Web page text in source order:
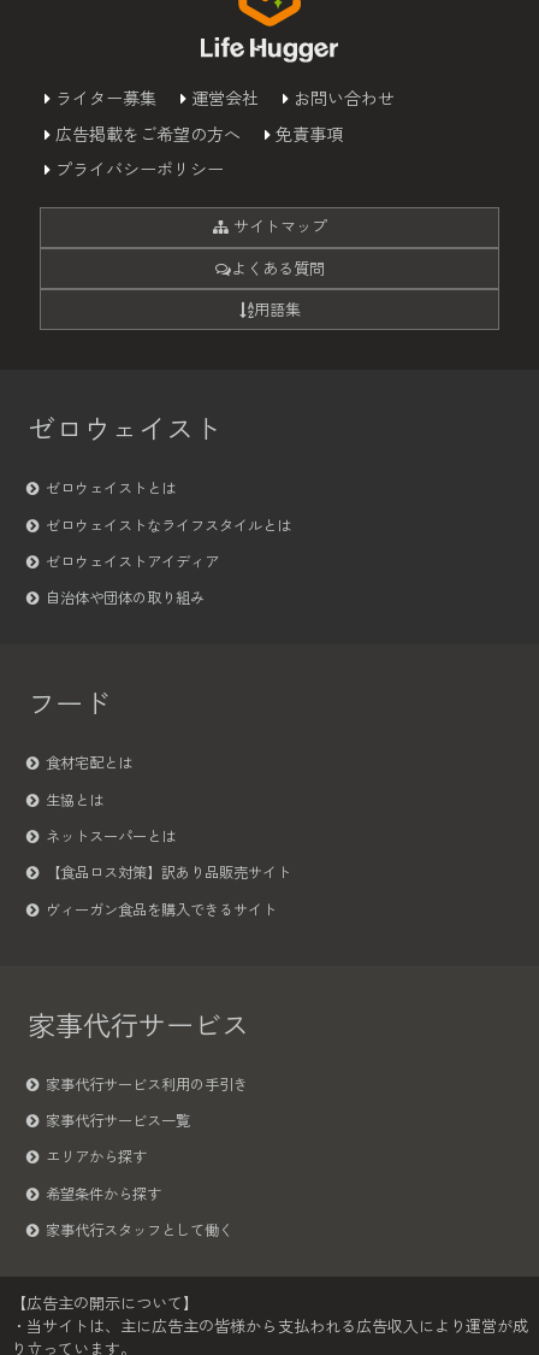
ライター募集 運営会社
お問い合わせ
広告掲載をご希望の方へ
免責事項
プライバシーポリシー
サイトマップ
よくある質問
用語集
ゼロウェイスト
ゼロウェイストとは
ゼロウェイストなライフスタイルとは
ゼロウェイストアイディア
自治体や団体の取り組み
フード
食材宅配とは
生協とは
ネットスーパーとは
【食品ロス対策】訳あり品販売サイト
ヴィーガン食品を購入できるサイト
家事代行サービス
家事代行サービス利用の手引き
家事代行サービス一覧
エリアから探す
希望条件から探す
家事代行スタッフとして働く
【広告主の開示について】
・当サイトは、主に広告主の皆様から支払われる広告収入により運営が成
り立っています。